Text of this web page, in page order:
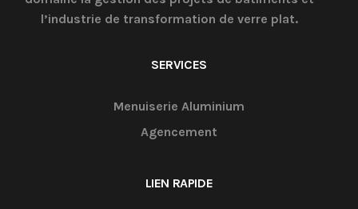
l’industrie de transformation de verre plat.
SERVICES
Menuiserie Aluminium
Agencement
LIEN RAPIDE